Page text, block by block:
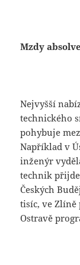
Mzdy
Nejvyšší
technického
pohybuje
Například v
inženýr
technik
Českých
tisíc, ve Zlíně
Ostravě